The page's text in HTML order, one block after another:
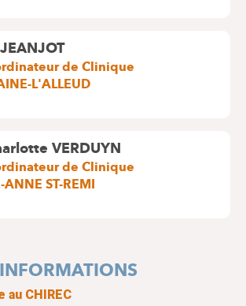
de Clinique
L'ALLEUD
VERDUYN
de Clinique
ST-REMI
au CHIREC